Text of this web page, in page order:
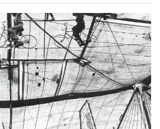
para aprender a atender
adultos mayores
REGIONALES ÚLTIMA HORA
Mariño fortalece capacidad
operativa con flota
vehicular de 60 unidades
adquiridas en un año de
gestión